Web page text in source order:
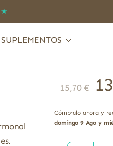
★
SUPLEMENTOS
15,70€
Cómpralo ahora y
domingo 9 Ago y